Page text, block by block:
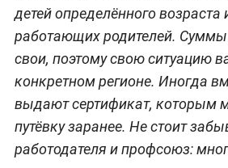
детей определённого возраста
работающих родителей. Суммы
свои, поэтому свою ситуацию
конкретном регионе. Иногда
выдают сертификат, которым
путёвку заранее. Не стоит
работодателя и профсоюз: